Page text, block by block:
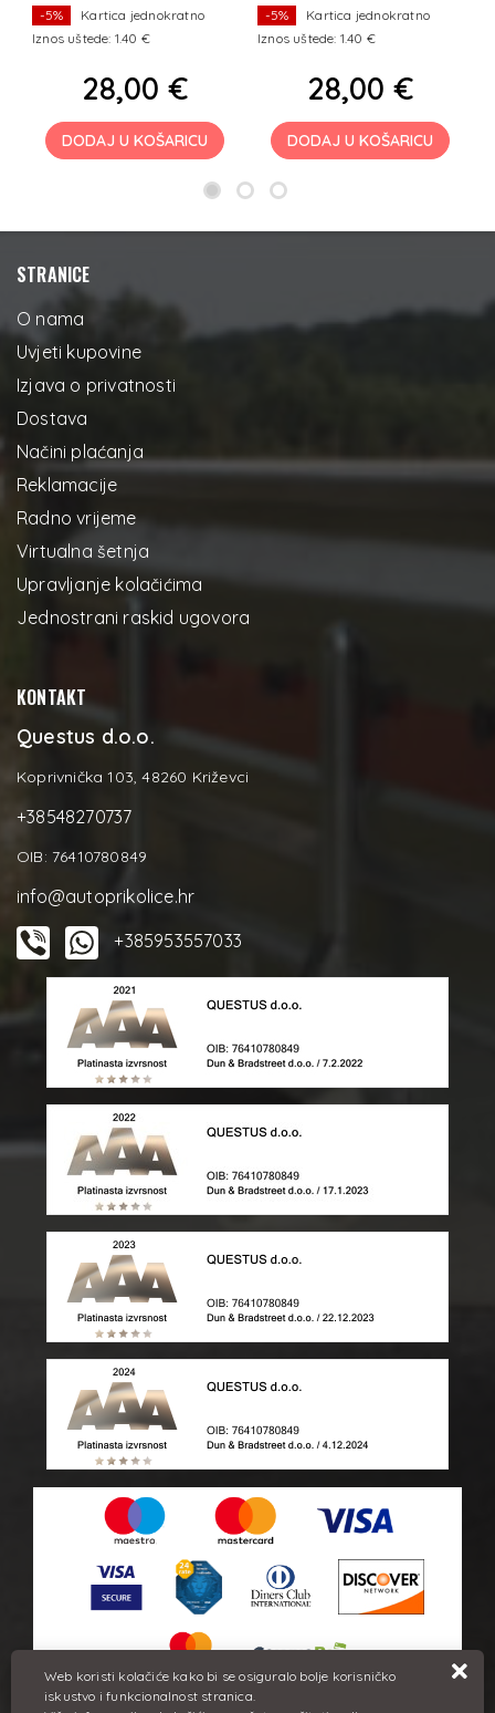
-5%
Kartica jednokratno
Iznos uštede: 1.40 €
28,00 €
DODAJ U KOŠARICU
-5%
Kartica jednokratno
Iznos uštede: 1.40 €
28,00 €
DODAJ U KOŠARICU
STRANICE
O nama
Uvjeti kupovine
Izjava o privatnosti
Dostava
Načini plaćanja
Reklamacije
Radno vrijeme
Virtualna šetnja
Upravljanje kolačićima
Jednostrani raskid ugovora
KONTAKT
Questus d.o.o.
Koprivnička 103, 48260 Križevci
+38548270737
OIB: 76410780849
info@autoprikolice.hr
+385953557033
Web koristi kolačiće kako bi se osiguralo bolje korisničko
iskustvo i funkcionalnost stranica.